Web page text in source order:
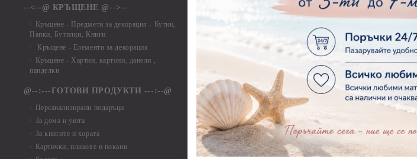
--<--@ КРЪЩЕНЕ @-->--
Кръщене - Предмети за декорация - Кутии,
Папки, Бутилки, Книги
Кръщене - Елементи за декорация
Кръщене - Хартии, картони, данели ,
панделки
@--:---ГОТОВИ ПРОДУКТИ ---:--@
Персанализирани подаръци
За дома и уюта
За книгите и хората
Картички, пликове и покани
Елементи от хартия - Пътешествия и Фото моменти
Елементи то хартия - Такове, табелки, етикети
Елементи от хартия - Многопластови елементи
Елементи от хартия - Други
Елементи от хартия - Готови композиции
Елементи от хартия - Микс елементи
Елементи от хартия - Коледа и Зима
Елементи от бирен картон
Елементи от бирен картон - Декоративни рамки
Елементи от бирен картон - Надписи на български
Елементи от бирен картон - Ъгли и орнаменти